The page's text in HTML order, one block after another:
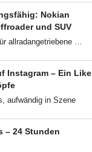
Nokian
und SUV
allradangetriebene …
Instagram – Ein Like
aufwändig in Szene
– 24 Stunden